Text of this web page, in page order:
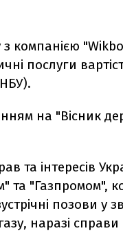
компанією
послуги
на "Вісник
та інтересів
та "Газпромом",
позови у
наразі справи